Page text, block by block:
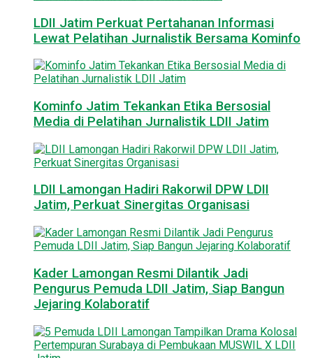
LDII Jatim Perkuat Pertahanan Informasi
Lewat Pelatihan Jurnalistik Bersama Kominfo
Kominfo Jatim Tekankan Etika Bersosial
Media di Pelatihan Jurnalistik LDII Jatim
LDII Lamongan Hadiri Rakorwil DPW LDII
Jatim, Perkuat Sinergitas Organisasi
Kader Lamongan Resmi Dilantik Jadi
Pengurus Pemuda LDII Jatim, Siap Bangun
Jejaring Kolaboratif